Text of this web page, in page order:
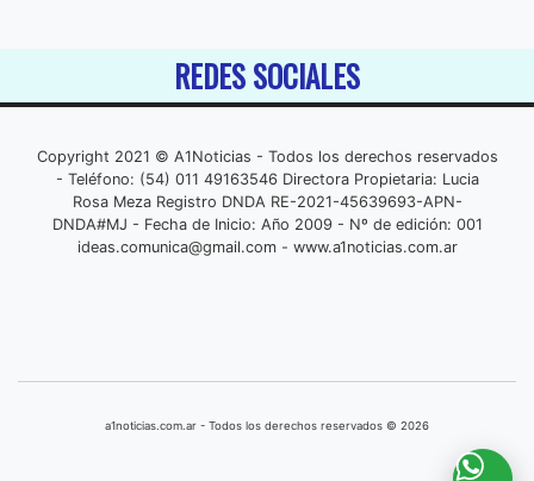
REDES SOCIALES
Copyright 2021 © A1Noticias - Todos los derechos reservados
- Teléfono: (54) 011 49163546 Directora Propietaria: Lucia
Rosa Meza Registro DNDA RE-2021-45639693-APN-
DNDA#MJ - Fecha de Inicio: Año 2009 - Nº de edición: 001
ideas.comunica@gmail.com- www.a1noticias.com.ar
a1noticias.com.ar - Todos los derechos reservados © 2026